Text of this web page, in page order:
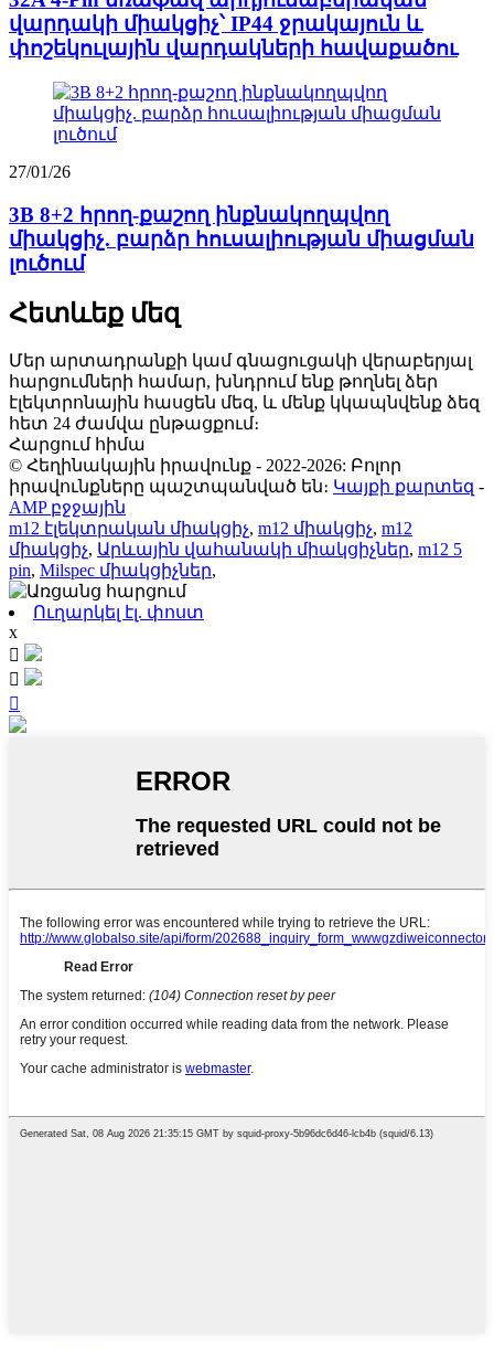
վարդակի միակցիչ՝ IP44 ջրակայուն և
փոշեկուլային վարդակների հավաքածու
27/01/26
3B 8+2 հրող-քաշող ինքնակողպվող
միակցիչ. բարձր հուսալիության միացման
լուծում
Հետևեք մեզ
Մեր արտադրանքի կամ գնացուցակի վերաբերյալ
հարցումների համար, խնդրում ենք թողնել ձեր
էլեկտրոնային հասցեն մեզ, և մենք կկապնվենք ձեզ
հետ 24 ժամվա ընթացքում։
Հարցում հիմա
© Հեղինակային իրավունք - 2022-2026: Բոլոր
իրավունքները պաշտպանված են։ Կայքի քարտեզ -
AMP բջջային
m12 էլեկտրական միակցիչ, m12 միակցիչ, m12
միակցիչ, Արևային վահանակի միակցիչներ, m12 5
pin, Milspec միակցիչներ,
Ուղարկել էլ. փոստ
x


